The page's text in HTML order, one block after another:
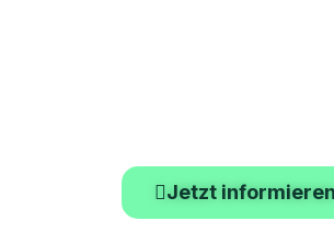
Jetzt informieren